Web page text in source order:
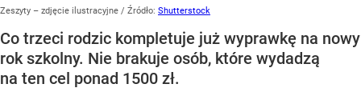
Zeszyty – zdjęcie ilustracyjne / Źródło: Shutterstock
Co trzeci rodzic kompletuje już wyprawkę na nowy
rok szkolny. Nie brakuje osób, które wydadzą
na ten cel ponad 1500 zł.